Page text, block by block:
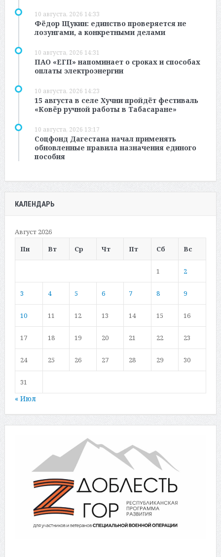
10 августа, 2026 14:33
Фёдор Щукин: единство проверяется не
лозунгами, а конкретными делами
10 августа, 2026 14:31
ПАО «ЕГП» напоминает о сроках и способах
оплаты электроэнергии
10 августа, 2026 14:23
15 августа в селе Хучни пройдёт фестиваль
«Ковёр ручной работы в Табасаране»
10 августа, 2026 13:17
Соцфонд Дагестана начал применять
обновленные правила назначения единого
пособия
КАЛЕНДАРЬ
Август 2026
Пн
Вт Ср Чт Пт Сб Вс
1 2
3 4 5 6 7 8 9
10 11 12 13 14 15 16
17 18 19 20 21 22 23
24 25 26 27 28 29 30
31
« Июл